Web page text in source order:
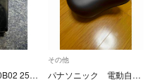
中古 NKY580B02 25.2V 16Ah リチウムイオンバッテリー
その他
パナソニック 電動自転車 エルゴノミックデザイン サドル 黒